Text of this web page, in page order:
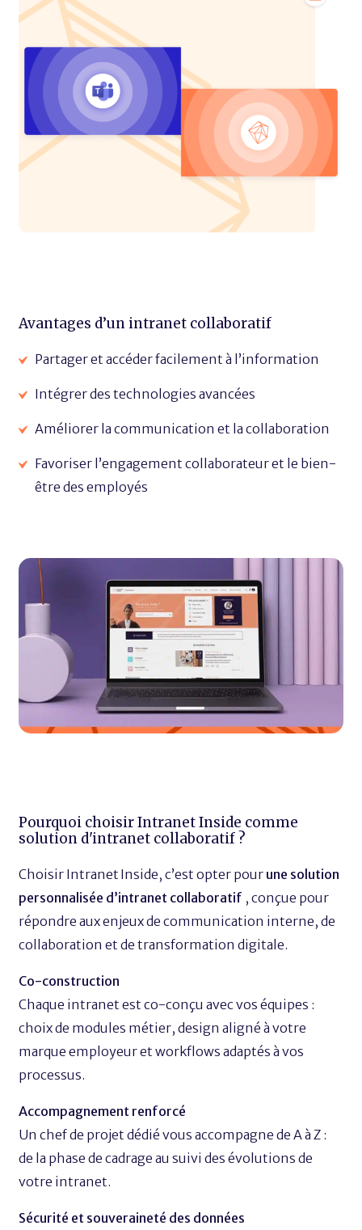
Avantages d’un intranet collaboratif
Partager et accéder facilement à l’information
Intégrer des technologies avancées
Améliorer la communication et la collaboration
Favoriser l’engagement collaborateur et le bien-
être des employés
Pourquoi choisir Intranet Inside comme
solution d'intranet collaboratif ?
Choisir Intranet Inside, c’est opter pour une solution
personnalisée d’intranet collaboratif , conçue pour
répondre aux enjeux de communication interne, de
collaboration et de transformation digitale.
Co-construction
Chaque intranet est co-conçu avec vos équipes :
choix de modules métier, design aligné à votre
marque employeur et workflows adaptés à vos
processus.
Accompagnement renforcé
Un chef de projet dédié vous accompagne de A à Z :
de la phase de cadrage au suivi des évolutions de
votre intranet.
Sécurité et souveraineté des données